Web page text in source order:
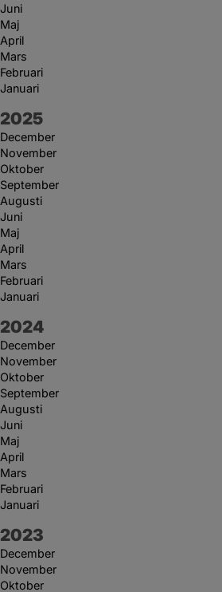
Juni
Maj
April
Mars
Februari
Januari
År:
2025
December
November
Oktober
September
Augusti
Juni
Maj
April
Mars
Februari
Januari
År:
2024
December
November
Oktober
September
Augusti
Juni
Maj
April
Mars
Februari
Januari
År:
2023
December
November
Oktober